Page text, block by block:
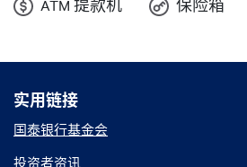
ATM 提款机
保险箱
实用链接
实用链接
国泰银行基金会
投资者资讯